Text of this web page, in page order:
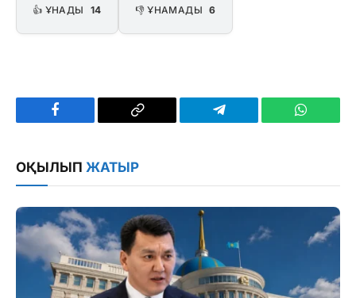
👍 ҰНАДЫ 14 👎 ҰНАМАДЫ 6
Facebook
Copy
Telegram
ОҚЫЛЫП ЖАТЫР